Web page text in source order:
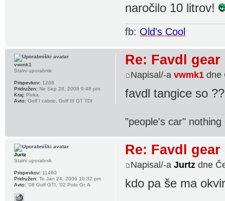
naročilo 10 litrov!
fb: Old's Cool
Re: Favdl
Napisal/-avwmk1 dne
favdl tangice so
"people's car"
vwmk1
Stalni uporabnik
Prispevkov: 1268
Pridružen: Ne Sep 28, 2008 9:48 pm
Kraj: Pivka
Avto: Golf I cabrio, Golf III GT TDI
Re: Favdl
Napisal/-aJurtz dne
kdo pa še ma
Jurtz
Stalni uporabnik
Prispevkov: 11460
Pridružen: To Jan 24, 2006 10:32 pm
Avto: '08 Golf GTI, '02 Polo Gr. A